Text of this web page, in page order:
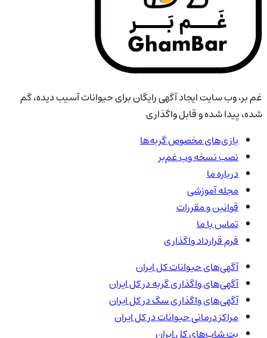
غم بر، وب سایت ایجاد آگهی رایگان برای حیوانات آسیب دیده، گم
شده، پیدا شده و قابل واگذاری
بازی‌های مخصوص گربه‌ها
نصب نسخه وب غم‌بر
درباره ما
مجله آموزشی
قوانین و مقررات
تماس با ما
فرم قرارداد واگذاری
آگهی‌های حیواناتکل ایران
آگهی‌های واگذاری گربه درکل ایران
آگهی‌های واگذاری سگ درکل ایران
مراکز درمانی حیوانات درکل ایران
پت شاپ‌هایکل ایران